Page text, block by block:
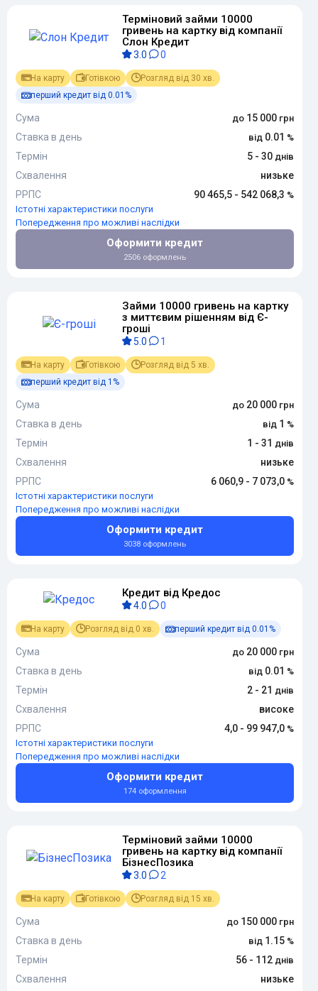
Терміновий займи 10000
гривень на картку від компанії
Слон Кредит
3.0 0
На карту Готівкою
Розгляд від 30 хв.
перший кредит від 0.01%
Сума
15 000
Ставка в день
0.01
Термін
5 - 30
Схвалення
низьке
РРПС
90 465,5 - 542 068,3
Істотні характеристики послуги
Попередження про можливі наслідки
Оформити кредит
2506 оформлень
Займи 10000 гривень на картку
з миттєвим рішенням від Є-
гроші
5.0 1
На карту Готівкою
Розгляд від 5 хв.
перший кредит від 1%
Сума
20 000
Ставка в день
1
Термін
1 - 31
Схвалення
низьке
РРПС
6 060,9 - 7 073,0
Істотні характеристики послуги
Попередження про можливі наслідки
Оформити кредит
3038 оформлень
Кредит від Кредос
4.0 0
На карту Розгляд від 0 хв. перший кредит від 0.01%
Сума
20 000
Ставка в день
0.01
Термін
2 - 21
Схвалення
високе
РРПС
4,0 - 99 947,0
Істотні характеристики послуги
Попередження про можливі наслідки
Оформити кредит
174 оформлення
Терміновий займи 10000
гривень на картку від компанії
БізнесПозика
3.0 2
На карту Готівкою Розгляд від 15 хв.
Сума
150 000
Ставка в день
1.15
Термін
56 - 112
Схвалення
низьке